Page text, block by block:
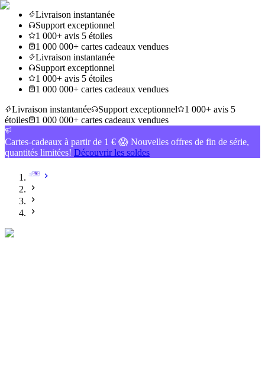
Livraison instantanée
Support exceptionnel
1 000+ avis 5 étoiles
1 000 000+ cartes cadeaux vendues
Livraison instantanée
Support exceptionnel
1 000+ avis 5 étoiles
1 000 000+ cartes cadeaux vendues
Livraison instantanée
Support exceptionnel
1 000+ avis 5
étoiles
1 000 000+ cartes cadeaux vendues
Cartes-cadeaux à partir de 1 € 😱 Nouvelles offres de fin de série,
quantités limitées! Découvrir les soldes